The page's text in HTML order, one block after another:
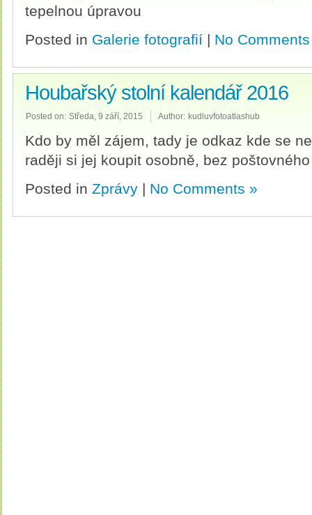
tepelnou úpravou
Posted in Galerie fotografií | No
Houbařský stolní kalendář 2016
Posted on: Středa, 9 září, 2015 Author: kudluvfotoatlashub
Kdo by měl zájem, tady je odkaz kde se
raději si jej koupit osobně, bez
Posted in Zprávy | No Comments »